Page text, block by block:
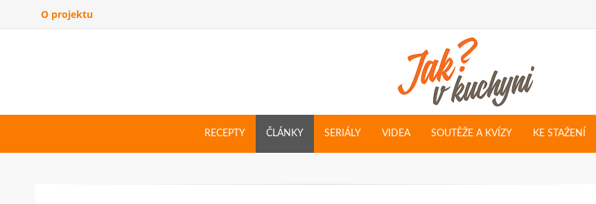
O projektu
RECEPTY ČLÁNKY SERIÁLY VIDEA SOUTĚŽE A KVÍZY KE STAŽENÍ